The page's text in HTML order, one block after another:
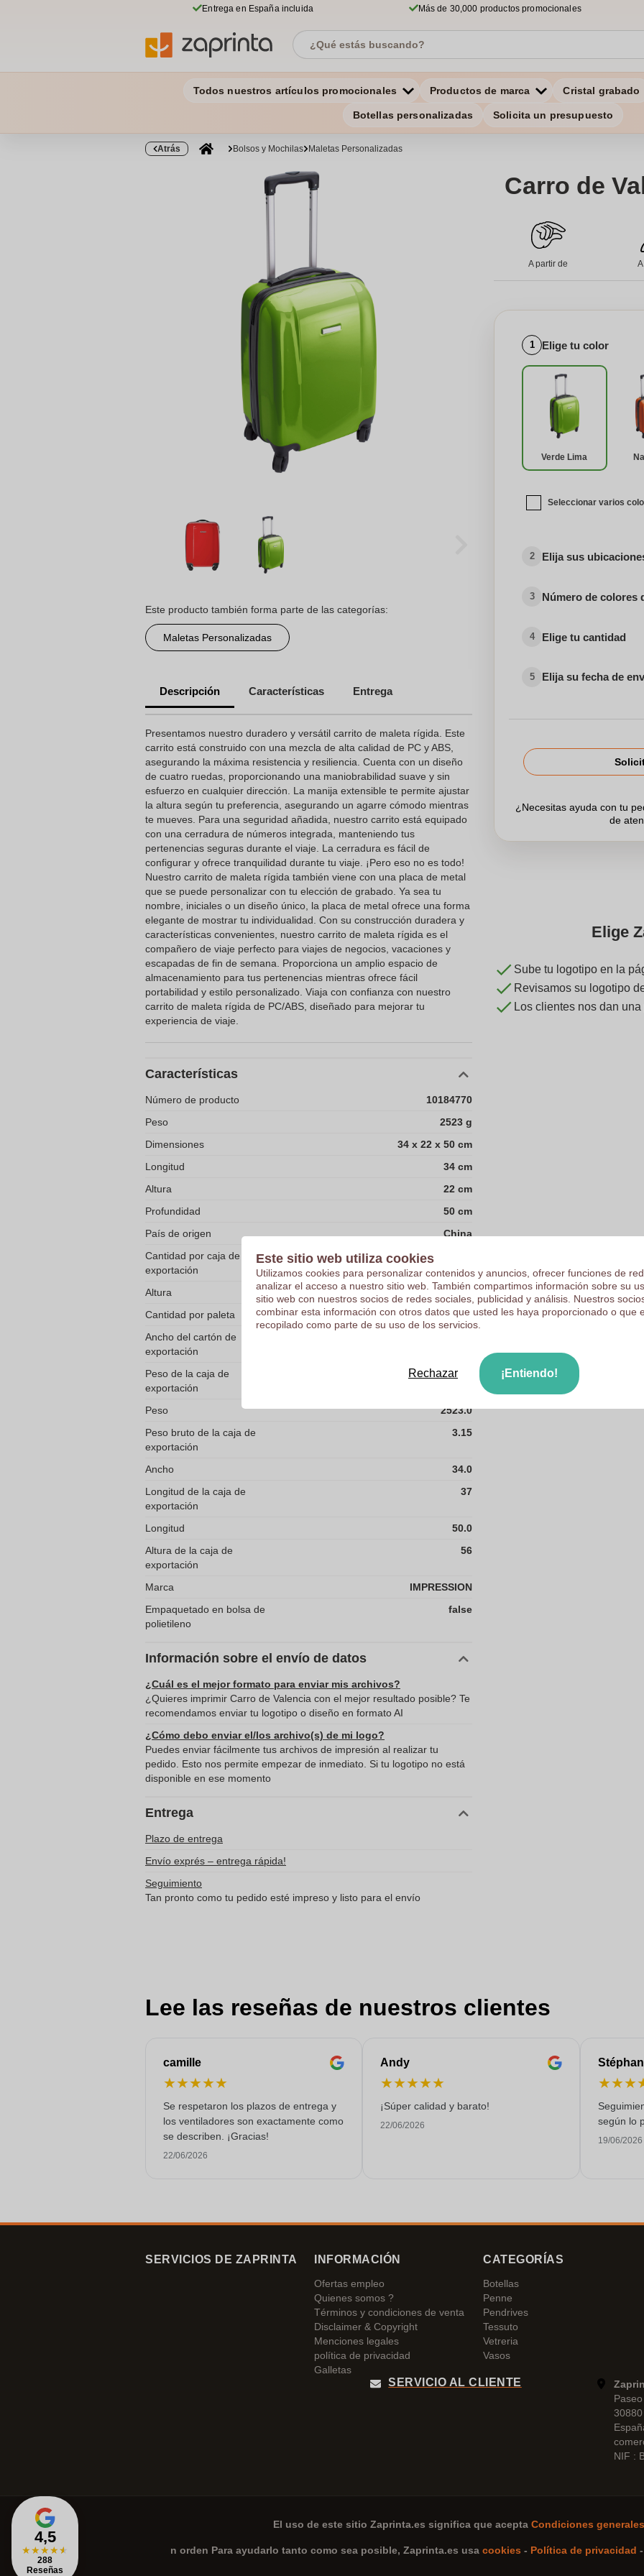
Entrega en España incluida Más de 30,000 productos promocionales
Todos nuestros artículos promocionales Productos de marca Cristal grabado
Botellas personalizadas Solicita un presupuesto
Atrás Bolsos y Mochilas Maletas Personalizadas
Este producto también forma parte de las categorías:
Maletas Personalizadas
Descripción Características Entrega
Presentamos nuestro duradero y versátil carrito de maleta rígida. Este
carrito está construido con una mezcla de alta calidad de PC y ABS,
asegurando la máxima resistencia y resiliencia. Cuenta con un diseño
de cuatro ruedas, proporcionando una maniobrabilidad suave y sin
esfuerzo en cualquier dirección. La manija extensible te permite ajustar
la altura según tu preferencia, asegurando un agarre cómodo mientras
te mueves. Para una seguridad añadida, nuestro carrito está equipado
con una cerradura de números integrada, manteniendo tus
pertenencias seguras durante el viaje. La cerradura es fácil de
configurar y ofrece tranquilidad durante tu viaje. ¡Pero eso no es todo!
Nuestro carrito de maleta rígida también viene con una placa de metal
que se puede personalizar con tu elección de grabado. Ya sea tu
nombre, iniciales o un diseño único, la placa de metal ofrece una forma
elegante de mostrar tu individualidad. Con su construcción duradera y
características convenientes, nuestro carrito de maleta rígida es el
compañero de viaje perfecto para viajes de negocios, vacaciones y
escapadas de fin de semana. Proporciona un amplio espacio de
almacenamiento para tus pertenencias mientras ofrece fácil
portabilidad y estilo personalizado. Viaja con confianza con nuestro
carrito de maleta rígida de PC/ABS, diseñado para mejorar tu
experiencia de viaje.
Características
Número de producto
10184770
Peso
2523 g
Dimensiones
34 x 22 x 50 cm
Longitud
34 cm
Altura
22 cm
Profundidad
50 cm
País de origen
China
Cantidad por caja de
exportación
Altura
22.0
Cantidad por paleta
24
Ancho del cartón de
exportación
Peso de la caja de
exportación
2523
Peso
2523.0
Peso bruto de la caja de
exportación
3.15
Ancho
34.0
Longitud de la caja de
exportación
37
Longitud
50.0
Altura de la caja de
exportación
56
Marca
IMPRESSION
Empaquetado en bolsa de
polietileno
false
Información sobre el envío de datos
¿Cuál es el mejor formato para enviar mis archivos?
¿Quieres imprimir Carro de Valencia con el mejor resultado posible? Te
recomendamos enviar tu logotipo o diseño en formato AI
¿Cómo debo enviar el/los archivo(s) de mi logo?
Puedes enviar fácilmente tus archivos de impresión al realizar tu
pedido. Esto nos permite empezar de inmediato. Si tu logotipo no está
disponible en ese momento
Entrega
Plazo de entrega
Envío exprés – entrega rápida!
Seguimiento
Tan pronto como tu pedido esté impreso y listo para el envío
Carro de
A partir de
1 Elige tu color
Verde Lima
Seleccionar varios
2 Elija sus
3 Número de colores
4 Elige tu cantidad
5 Elija su fecha de
¿Necesitas ayuda con tu
de
Elige
Sube tu logotipo en la
Revisamos su logotipo
Los clientes nos dan
Lee las reseñas de nuestros clientes
camille
★★★★★
Se respetaron los plazos de entrega y
los ventiladores son exactamente como
se describen. ¡Gracias!
22/06/2026
Andy
★★★★★
¡Súper calidad y barato!
22/06/2026
★★★
según lo
19/06/2026
4,5
★★★★★
288
Reseñas
SERVICIOS DE ZAPRINTA INFORMACIÓN
Ofertas empleo
Quienes somos ?
Términos y condiciones de venta
Disclaimer & Copyright
Menciones legales
política de privacidad
Galletas
CATEGORÍAS
Botellas
Penne
Pendrives
Tessuto
Vetreria
Vasos
SERVICIO AL CLIENTE
NIF :
El uso de este sitio Zaprinta.es significa que acepta Condiciones
n orden Para ayudarlo tanto como sea posible, Zaprinta.es usa cookies - Política de privacidad -
Este sitio web utiliza cookies
Utilizamos cookies para personalizar contenidos y anuncios, ofrecer funciones de
analizar el acceso a nuestro sitio web. También compartimos información sobre su
sitio web con nuestros socios de redes sociales, publicidad y análisis. Nuestros
combinar esta información con otros datos que usted les haya proporcionado o que
recopilado como parte de su uso de los servicios.
Rechazar ¡Entiendo!